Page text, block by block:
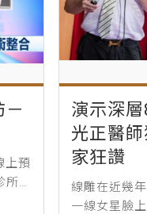
上預
所
演示深
光正醫
家狂讚
線雕在近幾
一線女星臉